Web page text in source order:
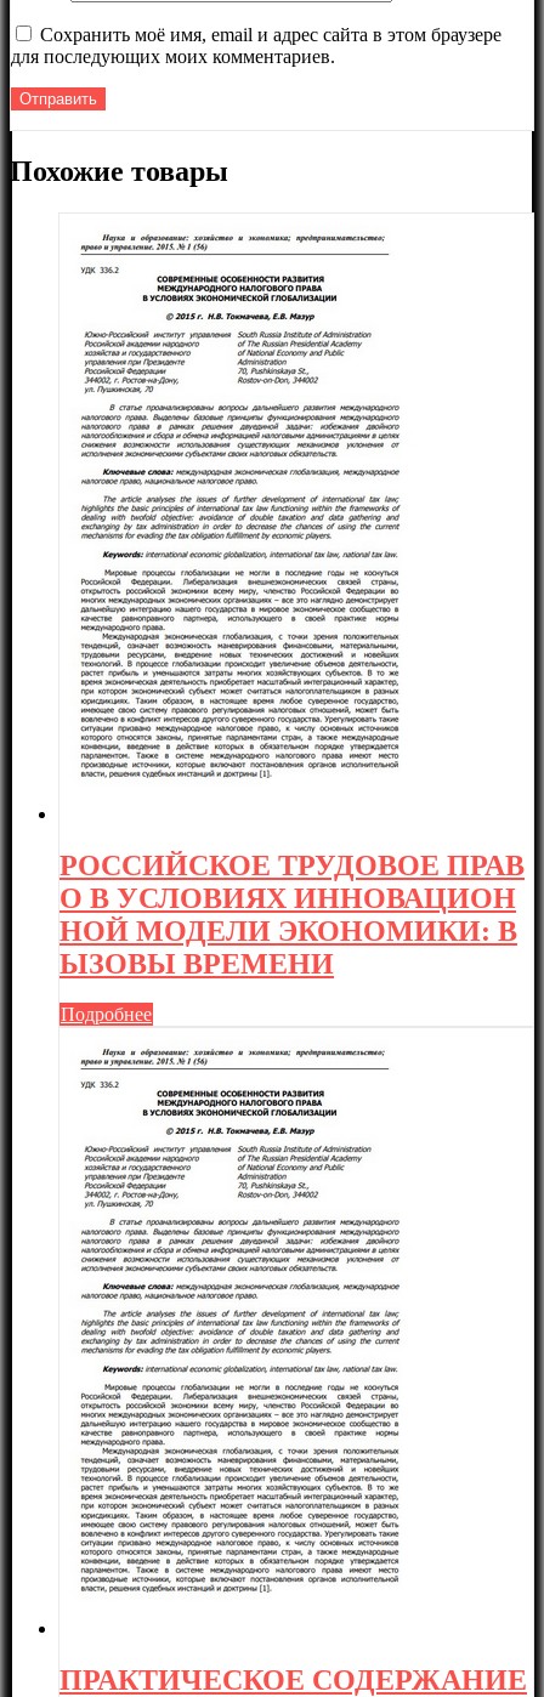
Сохранить моё имя, email и адрес сайта в этом браузере
для последующих моих комментариев.
Похожие товары
РОССИЙСКОЕ ТРУДОВОЕ ПРАВ
О В УСЛОВИЯХ ИННОВАЦИОН
НОЙ МОДЕЛИ ЭКОНОМИКИ: В
ЫЗОВЫ ВРЕМЕНИ
Подробнее
ПРАКТИЧЕСКОЕ СОДЕРЖАНИЕ